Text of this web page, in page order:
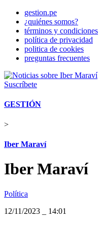
gestion.pe
¿quiénes somos?
términos y condiciones
política de privacidad
politica de cookies
preguntas frecuentes
Suscríbete
GESTIÓN
>
Iber Maraví
Iber Maraví
Política
12/11/2023
14:01